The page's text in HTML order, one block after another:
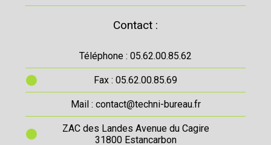
Contact :
Téléphone : 05.62.00.85.62
Fax : 05.62.00.85.69
Mail : contact@techni-bureau.fr
ZAC des Landes Avenue du Cagire
31800 Estancarbon